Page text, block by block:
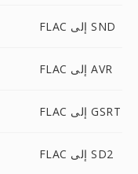
FLAC إلى SND
FLAC إلى AVR
FLAC إلى GSRT
FLAC إلى SD2